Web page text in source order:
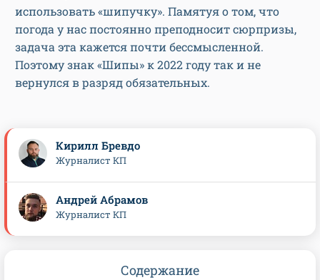
использовать «шипучку». Памятуя о том, что
погода у нас постоянно преподносит сюрпризы,
задача эта кажется почти бессмысленной.
Поэтому знак «Шипы» к 2022 году так и не
вернулся в разряд обязательных.
Кирилл Бревдо
Журналист КП
Андрей Абрамов
Журналист КП
Содержание